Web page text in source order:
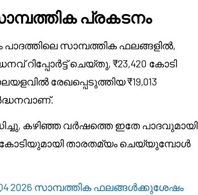
പ്രകടനം
പാദത്തിലെ സാമ്പത്തിക ഫലങ്ങളിൽ,
ചെയ്തു, ₹23,420 കോടി
രേഖപ്പെടുത്തിയ ₹19,013
കഴിഞ്ഞ വർഷത്തെ ഇതേ പാദവുമായി
താരതമ്യം ചെയ്യുമ്പോൾ
2026 സാമ്പത്തിക ഫലങ്ങൾക്കുശേഷം